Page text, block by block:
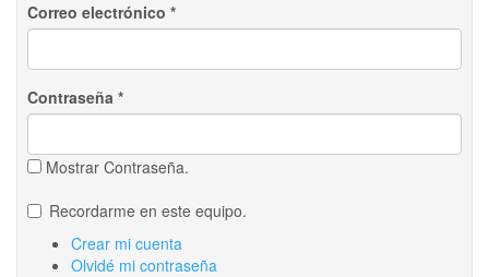
Correo electrónico *
Contraseña *
Mostrar Contraseña.
Recordarme en este equipo.
Crear mi cuenta
Olvidé mi contraseña